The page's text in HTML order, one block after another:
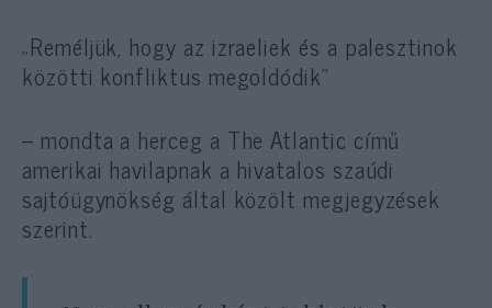
„Reméljük, hogy az izraeliek és a palesztinok
közötti konfliktus megoldódik”
– mondta a herceg a The Atlantic című
amerikai havilapnak a hivatalos szaúdi
sajtóügynökség által közölt megjegyzések
szerint.